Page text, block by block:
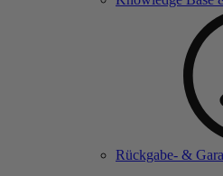
Rückgabe- &